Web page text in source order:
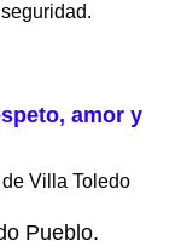
amor y
Villa Toledo
Pueblo.